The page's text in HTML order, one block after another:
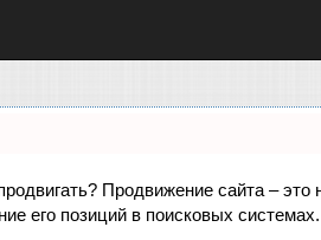
Продвижение сайта –
его позиций в поисковых системах.